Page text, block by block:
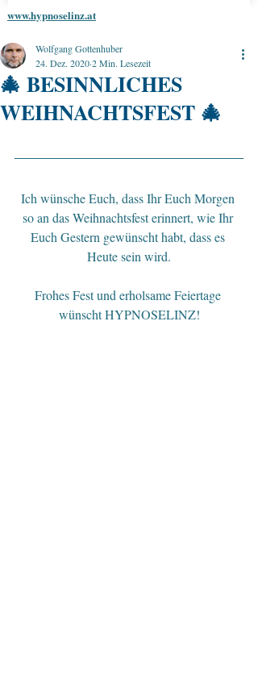
www.hypnoselinz.at
🎄 BESINNLICHES
WEIHNACHTSFEST 🎄
Wolfgang Gottenhuber
24. Dez. 20202 Min. Lesezeit
Ich wünsche Euch, dass Ihr Euch Morgen
so an das Weihnachtsfest erinnert, wie Ihr
Euch Gestern gewünscht habt, dass es
Heute sein wird.
Frohes Fest und erholsame Feiertage
wünscht HYPNOSELINZ!